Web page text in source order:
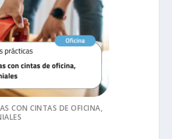
CON CINTAS DE OFICINA,